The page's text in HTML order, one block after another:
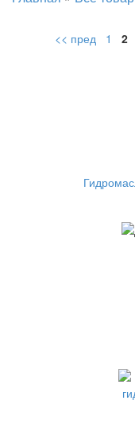
<< пред
1 2